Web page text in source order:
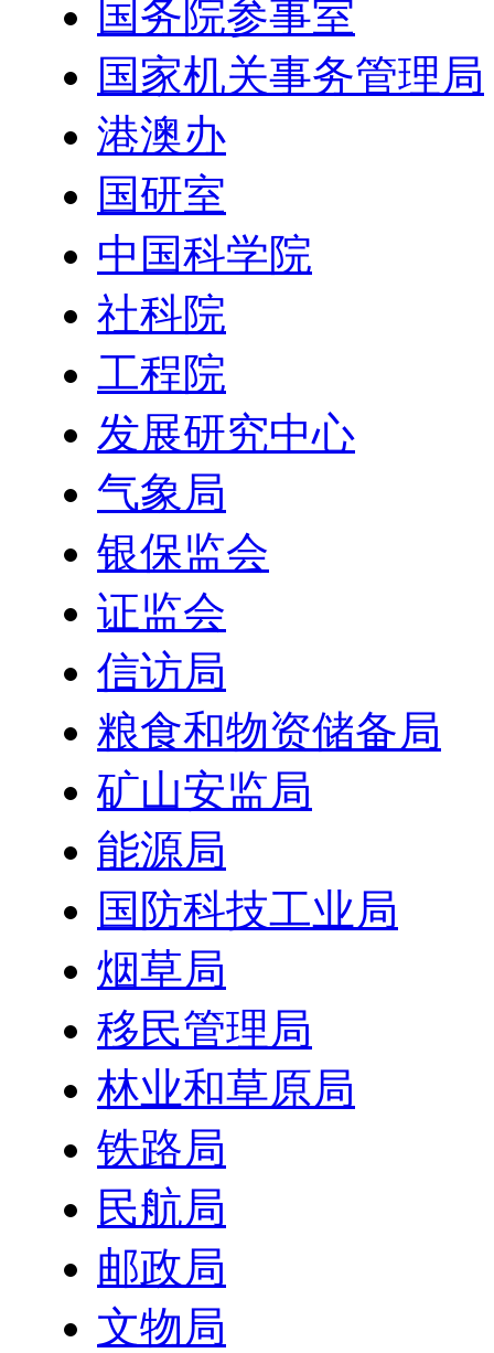
国务院参事室
国家机关事务管理局
港澳办
国研室
中国科学院
社科院
工程院
发展研究中心
气象局
银保监会
证监会
信访局
粮食和物资储备局
矿山安监局
能源局
国防科技工业局
烟草局
移民管理局
林业和草原局
铁路局
民航局
邮政局
文物局